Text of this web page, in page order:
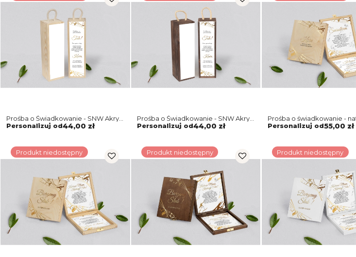
Prośba o Świadkowanie - SNW Akryl
naturalna Marmur & Złoto Motyw 4
Personalizuj od44,00 zł
Prośba o Świadkowanie - SNW Akryl
brązowa Marmur & Złoto Motyw 4
Personalizuj od44,00 zł
Prośba o świadkowanie -
puzzle Marmur & Złoto
Personalizuj od55,00 zł
Produkt niedostępny Produkt niedostępny Produkt niedostępny